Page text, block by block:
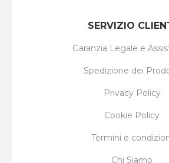
SERVIZIO
Garanzia Legale e
Spedizione dei
Privacy Policy
Cookie Policy
Termini e
Chi Siamo